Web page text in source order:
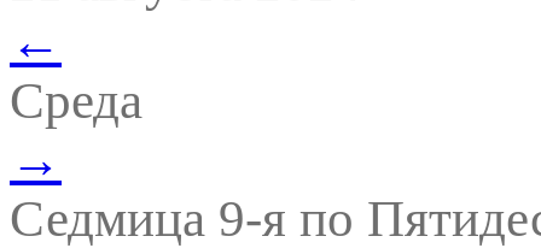
←
Среда
→
Седмица 9-я по